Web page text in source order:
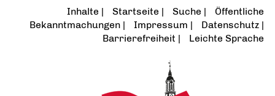
Inhalte Startseite Suche
Öffentliche
Bekanntmachungen
Impressum
Datenschutz
Barrierefreiheit
Leichte Sprache